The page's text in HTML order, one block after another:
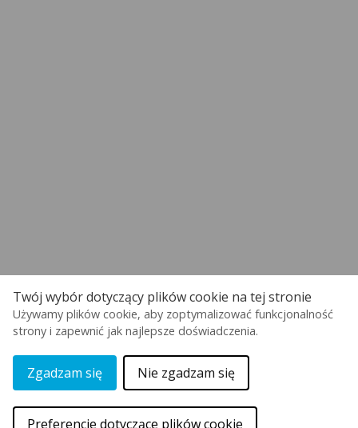
Twój wybór dotyczący plików cookie na tej stronie
Używamy plików cookie, aby zoptymalizować funkcjonalność
strony i zapewnić jak najlepsze doświadczenia.
Zgadzam się Nie zgadzam się
Preferencje dotyczące plików cookie